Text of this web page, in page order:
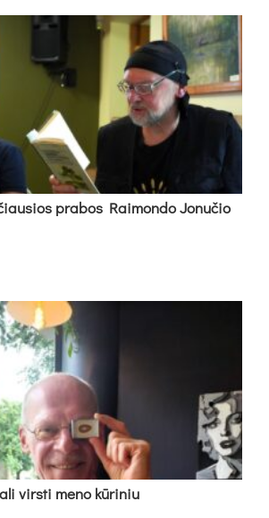
pra­bos Rai­mon­do Jo­nu­čio
virs­ti me­no kū­ri­niu